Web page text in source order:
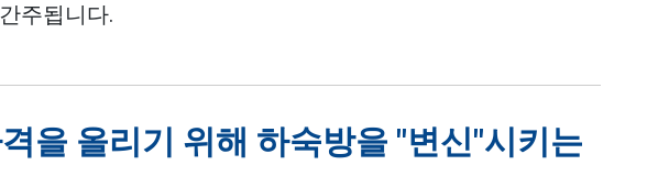
주됩니다.
을 올리기 위해 하숙방을 "변신"시키는